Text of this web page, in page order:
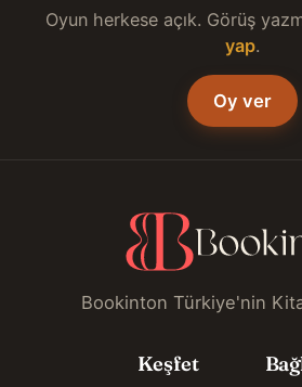
Oyun herkese açık. Görüş
yap.
Oy ver
Bookinton Türkiye'nin
Keşfet